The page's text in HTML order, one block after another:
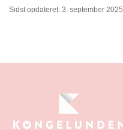
Sidst opdateret: 3. september 2025